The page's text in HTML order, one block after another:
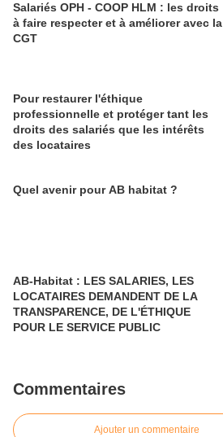
Salariés OPH - COOP HLM : les droits
à faire respecter et à améliorer avec la
CGT
Pour restaurer l'éthique
professionnelle et protéger tant les
droits des salariés que les intérêts
des locataires
Quel avenir pour AB habitat ?
AB-Habitat : LES SALARIES, LES
LOCATAIRES DEMANDENT DE LA
TRANSPARENCE, DE L'ÉTHIQUE
POUR LE SERVICE PUBLIC
Commentaires
Ajouter un commentaire